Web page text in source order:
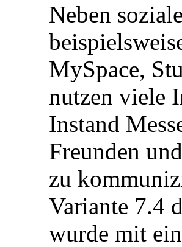
Neben
MySpace,
nutzen viele
Instand
Freunden
zu
Variante 7.4
wurde mit